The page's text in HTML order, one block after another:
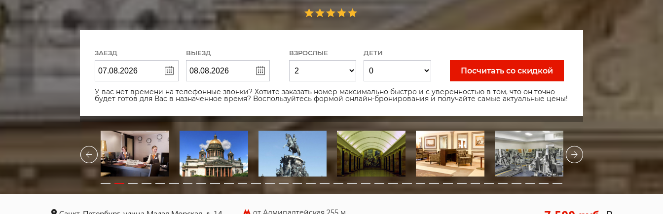
ЗАЕЗД ВЫЕЗД ВЗРОСЛЫЕ ДЕТИ
Посчитать со скидкой
У вас нет времени на телефонные звонки? Хотите заказать номер максимально быстро и с уверенностью в том, что он точно
будет готов для Вас в назначенное время? Воспользуйтесь формой онлайн-бронирования и получайте самые актуальные цены!